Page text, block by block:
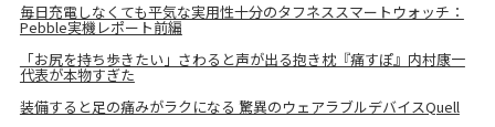
毎日充電しなくても平気な実用性十分のタフネススマートウォッチ：
Pebble実機レポート前編
「お尻を持ち歩きたい」さわると声が出る抱き枕『痛すぽ』内村康一
代表が本物すぎた
装備すると足の痛みがラクになる 驚異のウェアラブルデバイスQuell